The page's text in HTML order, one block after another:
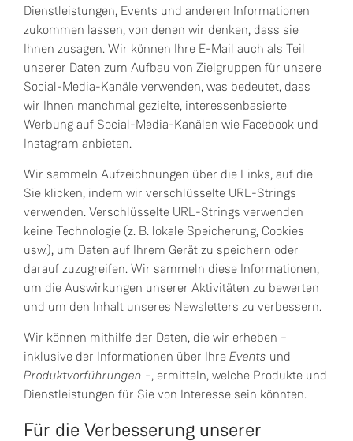
Dienstleistungen, Events und anderen Informationen
zukommen lassen, von denen wir denken, dass sie
Ihnen zusagen. Wir können Ihre E-Mail auch als Teil
unserer Daten zum Aufbau von Zielgruppen für unsere
Social-Media-Kanäle verwenden, was bedeutet, dass
wir Ihnen manchmal gezielte, interessenbasierte
Werbung auf Social-Media-Kanälen wie Facebook und
Instagram anbieten.
Wir sammeln Aufzeichnungen über die Links, auf die
Sie klicken, indem wir verschlüsselte URL-Strings
verwenden. Verschlüsselte URL-Strings verwenden
keine Technologie (z. B. lokale Speicherung, Cookies
usw.), um Daten auf Ihrem Gerät zu speichern oder
darauf zuzugreifen. Wir sammeln diese Informationen,
um die Auswirkungen unserer Aktivitäten zu bewerten
und um den Inhalt unseres Newsletters zu verbessern.
Wir können mithilfe der Daten, die wir erheben –
inklusive der Informationen über Ihre Events und
Produktvorführungen –, ermitteln, welche Produkte und
Dienstleistungen für Sie von Interesse sein könnten.
Für die Verbesserung unserer